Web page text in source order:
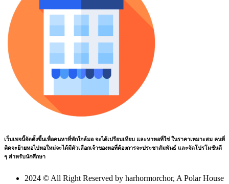
เว็บเพจนี้จัดตั้งขึ้นเพื่อคนหาที่พักใกล้มอ จะได้เปรียบเทียบ และหาหอที่ใช่ ในราคาเหมาะสม คนที่
คิดจะย้ายหอไปหอใหม่จะได้มีตัวเลือกเจ้าของหอที่ต้องการจะประชาสัมพันธ์ และจัดโปรโมชันดี
ๆ สำหรับนักศึกษา
2024 © All Right Reserved by harhormorchor, A Polar House